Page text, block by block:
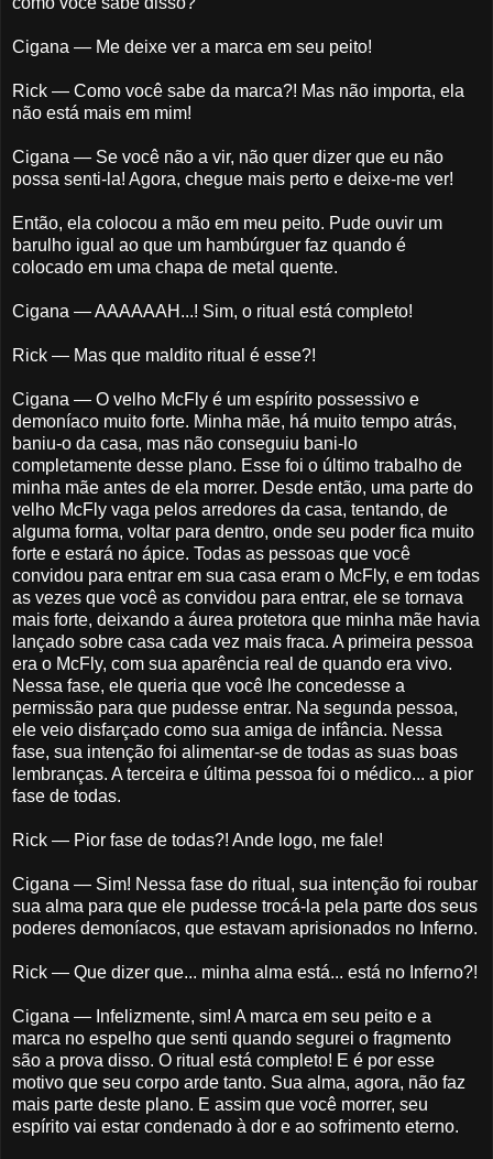
Cigana — Me deixe ver a marca em seu peito!
Rick — Como você sabe da marca?! Mas não importa, ela
não está mais em mim!
Cigana — Se você não a vir, não quer dizer que eu não
possa senti-la! Agora, chegue mais perto e deixe-me ver!
Então, ela colocou a mão em meu peito. Pude ouvir um
barulho igual ao que um hambúrguer faz quando é
colocado em uma chapa de metal quente.
Cigana — AAAAAAH...! Sim, o ritual está completo!
Rick — Mas que maldito ritual é esse?!
Cigana — O velho McFly é um espírito possessivo e
demoníaco muito forte. Minha mãe, há muito tempo atrás,
baniu-o da casa, mas não conseguiu bani-lo
completamente desse plano. Esse foi o último trabalho de
minha mãe antes de ela morrer. Desde então, uma parte do
velho McFly vaga pelos arredores da casa, tentando, de
alguma forma, voltar para dentro, onde seu poder fica muito
forte e estará no ápice. Todas as pessoas que você
convidou para entrar em sua casa eram o McFly, e em todas
as vezes que você as convidou para entrar, ele se tornava
mais forte, deixando a áurea protetora que minha mãe havia
lançado sobre casa cada vez mais fraca. A primeira pessoa
era o McFly, com sua aparência real de quando era vivo.
Nessa fase, ele queria que você lhe concedesse a
permissão para que pudesse entrar. Na segunda pessoa,
ele veio disfarçado como sua amiga de infância. Nessa
fase, sua intenção foi alimentar-se de todas as suas boas
lembranças. A terceira e última pessoa foi o médico... a pior
fase de todas.
Rick — Pior fase de todas?! Ande logo, me fale!
Cigana — Sim! Nessa fase do ritual, sua intenção foi roubar
sua alma para que ele pudesse trocá-la pela parte dos seus
poderes demoníacos, que estavam aprisionados no Inferno.
Rick — Que dizer que... minha alma está... está no Inferno?!
Cigana — Infelizmente, sim! A marca em seu peito e a
marca no espelho que senti quando segurei o fragmento
são a prova disso. O ritual está completo! E é por esse
motivo que seu corpo arde tanto. Sua alma, agora, não faz
mais parte deste plano. E assim que você morrer, seu
espírito vai estar condenado à dor e ao sofrimento eterno.